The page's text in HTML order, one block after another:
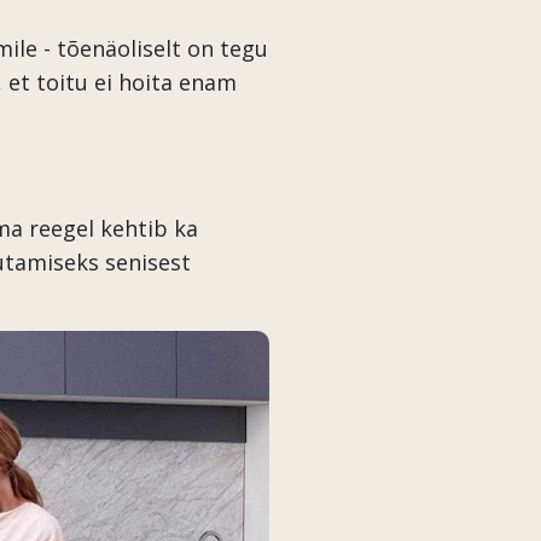
- tõenäoliselt on tegu
et toitu ei hoita enam
reegel kehtib ka
senisest